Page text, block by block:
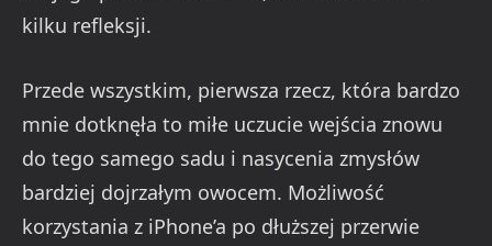
kilku refleksji.
Przede wszystkim, pierwsza rzecz, która bardzo
mnie dotknęła to miłe uczucie wejścia znowu
do tego samego sadu i nasycenia zmysłów
bardziej dojrzałym owocem. Możliwość
korzystania z iPhone’a po dłuższej przerwie